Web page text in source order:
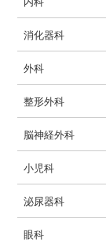
消化器科
外科
整形外科
脳神経外科
小児科
泌尿器科
眼科